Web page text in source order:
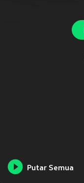
Putar Semua